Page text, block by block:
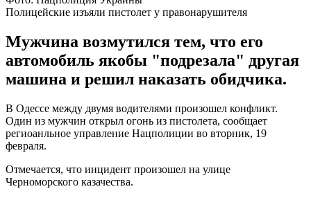
Полицейские изъяли пистолет у правонарушителя
Мужчина возмутился тем, что его
автомобиль якобы "подрезала" другая
машина и решил наказать обидчика.
В Одессе между двумя водителями произошел конфликт.
Один из мужчин открыл огонь из пистолета, сообщает
региоанльное управление Нацполиции во вторник, 19
февраля.
Отмечается, что инцидент произошел на улице
Черноморского казачества.